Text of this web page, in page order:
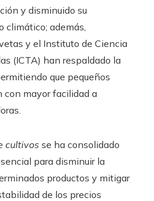
y disminuido su
climático; además,
y el Instituto de Ciencia
(ICTA) han respaldado la
que pequeños
con mayor facilidad a
cultivos se ha consolidado
para disminuir la
productos y mitigar
de los precios